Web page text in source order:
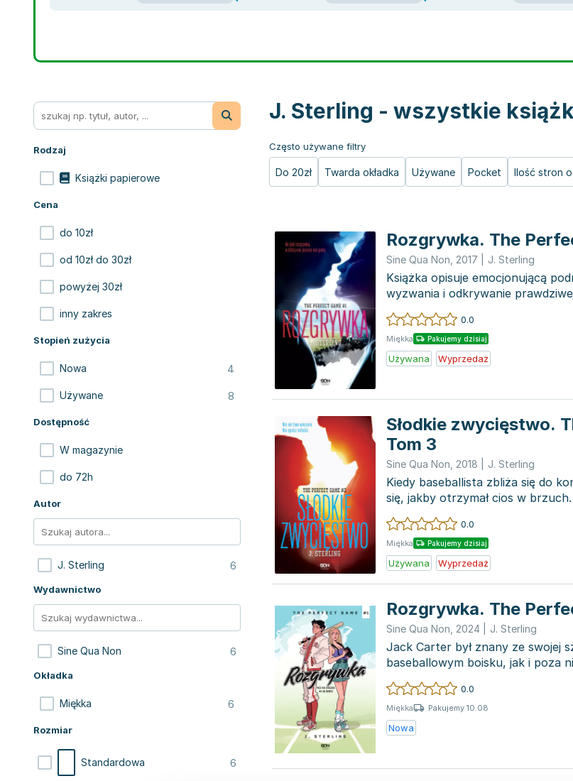
Rodzaj
Książki papierowe
Cena
do 10zł
od 10zł do 30zł
powyżej 30zł
inny zakres
Stopień zużycia
Nowa 4
Używane 8
Dostępność
W magazynie
do 72h
Autor
J. Sterling 6
Wydawnictwo
Sine Qua Non 6
Okładka
Miękka 6
Rozmiar
Standardowa 6
J. Sterling - wszystkie
Często używane filtry
Do 20zł Twarda okładka Używane Pocket Ilość stron
Rozgrywka. The
Sine Qua Non 2017 J. Sterling
Książka opisuje emocjonującą
wyzwania i odkrywanie
pierwszym...
0.0
Miękka Pakujemy dzisiaj
Używana Wyprzedaż
Słodkie zwycięstwo.
Tom 3
Sine Qua Non 2018 J. Sterling
Kiedy baseballista zbliża się do
się, jakby otrzymał cios w
0.0
Miękka Pakujemy dzisiaj
Używana Wyprzedaż
Rozgrywka. The
Sine Qua Non 2024 J. Sterling
Jack Carter był znany ze swojej
baseballowym boisku, jak i poza
oraz gwiazdy spo...
0.0
Miękka Pakujemy 10.08
Nowa